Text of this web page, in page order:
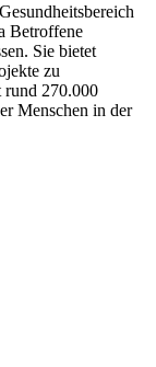
Betroffene
Sie bietet
zu
rund 270.000
Menschen in der